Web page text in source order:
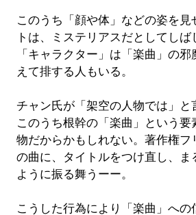
このうち「顔や体」などの姿を見
トは、ミステリアスだとしてしば
「キャラクター」は「楽曲」の
えて排する人もいる。
チャン氏が「架空の人物では」と
このうち根幹の「楽曲」という要
物だからかもしれない。著作権フ
の曲に、タイトルをつけ直し、ま
ように振る舞うーー。
こうした行為により「楽曲」への